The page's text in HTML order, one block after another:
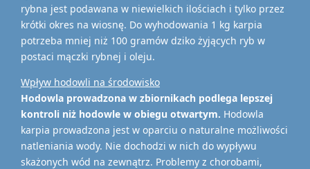
rybna jest podawana w niewielkich ilościach i tylko przez
krótki okres na wiosnę. Do wyhodowania 1 kg karpia
potrzeba mniej niż 100 gramów dziko żyjących ryb w
postaci mączki rybnej i oleju.
Wpływ hodowli na środowisko
Hodowla prowadzona w zbiornikach podlega lepszej
kontroli niż hodowle w obiegu otwartym. Hodowla
karpia prowadzona jest w oparciu o naturalne możliwości
natleniania wody. Nie dochodzi w nich do wypływu
skażonych wód na zewnątrz. Problemy z chorobami,